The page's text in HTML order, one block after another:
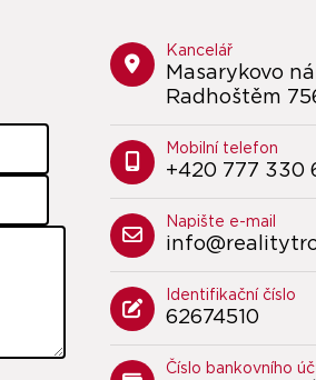
Kancelář
Masarykovo
Radhoštěm
Mobilní telefon
+420 777 330
Napište e-mail
Identifikační číslo
62674510
Číslo bankovního